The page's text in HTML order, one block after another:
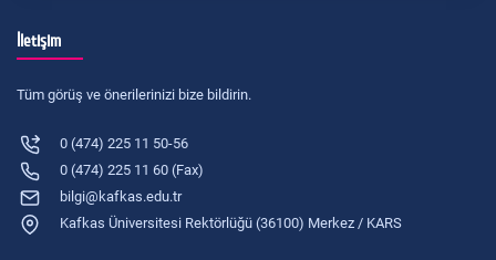
İletişim
Tüm görüş ve önerilerinizi bize bildirin.
0 (474) 225 11 50-56
0 (474) 225 11 60 (Fax)
bilgi@kafkas.edu.tr
Kafkas Üniversitesi Rektörlüğü (36100) Merkez / KARS